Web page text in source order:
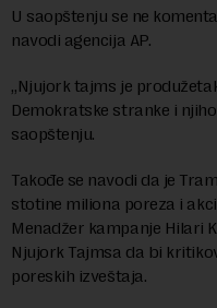
U saopštenju se ne
navodi agencija AP.
„Njujork tajms je
Demokratske stranke i
saopštenju.
Takođe se navodi da je
stotine miliona poreza i
Menadžer kampanje Hilari
Njujork Tajmsa da bi
poreskih izveštaja.